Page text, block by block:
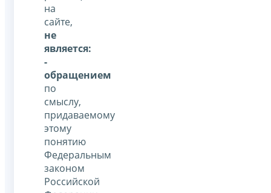
на
сайте,
не
является:
-
обращением
по
смыслу,
придаваемому
этому
понятию
Федеральным
законом
Российской